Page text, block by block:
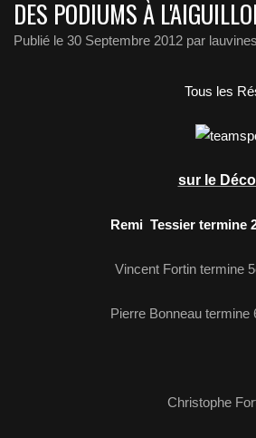
DES PODIUMS À
Publié le 30 Septembre 2012 par lauvines
Tous les
sur le
Remi Tessier termine
Vincent Fortin termine
Pierre Bonneau
Christophe